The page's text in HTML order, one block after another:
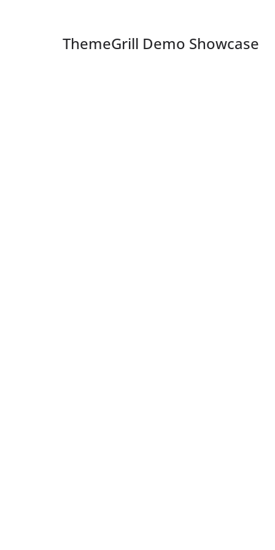
ThemeGrill Demo Showcase